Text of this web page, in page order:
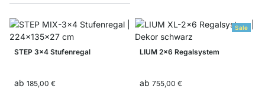
STEP 3x4 Stufenregal
ab 185,00 €
Sale
LIUM 2x6 Regalsystem
ab 755,00 €